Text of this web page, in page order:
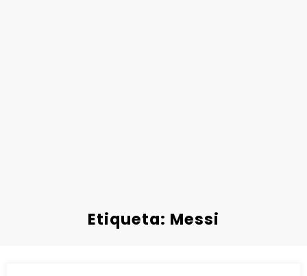
Etiqueta: Messi